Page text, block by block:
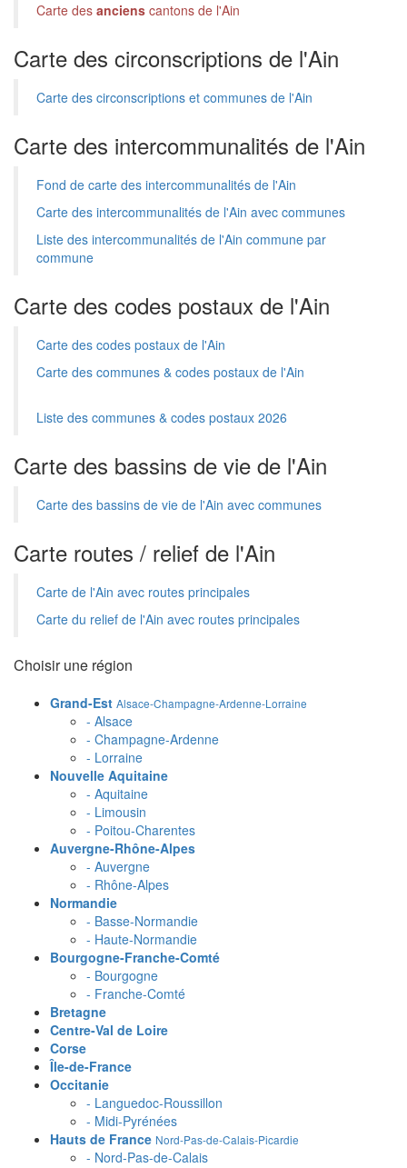
Carte des anciens cantons de l'Ain
Carte des circonscriptions de l'Ain
Carte des circonscriptions et communes de l'Ain
Carte des intercommunalités de l'Ain
Fond de carte des intercommunalités de l'Ain
Carte des intercommunalités de l'Ain avec communes
Liste des intercommunalités de l'Ain commune par
commune
Carte des codes postaux de l'Ain
Carte des codes postaux de l'Ain
Carte des communes & codes postaux de l'Ain
Liste des communes & codes postaux 2026
Carte des bassins de vie de l'Ain
Carte des bassins de vie de l'Ain avec communes
Carte routes / relief de l'Ain
Carte de l'Ain avec routes principales
Carte du relief de l'Ain avec routes principales
Choisir une région
Grand-Est Alsace-Champagne-Ardenne-Lorraine
- Alsace
- Champagne-Ardenne
- Lorraine
Nouvelle Aquitaine
- Aquitaine
- Limousin
- Poitou-Charentes
Auvergne-Rhône-Alpes
- Auvergne
- Rhône-Alpes
Normandie
- Basse-Normandie
- Haute-Normandie
Bourgogne-Franche-Comté
- Bourgogne
- Franche-Comté
Bretagne
Centre-Val de Loire
Corse
Île-de-France
Occitanie
- Languedoc-Roussillon
- Midi-Pyrénées
Hauts de France Nord-Pas-de-Calais-Picardie
- Nord-Pas-de-Calais